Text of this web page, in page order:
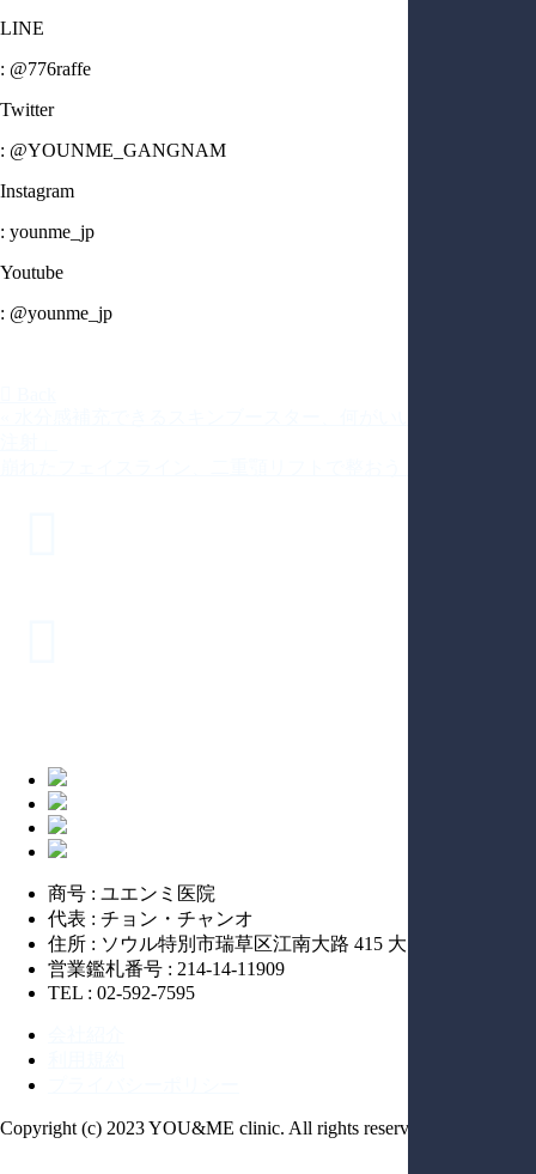
LINE
: @776raffe
Twitter
: @YOUNME_GANGNAM
Instagram
: younme_jp
Youtube
: @younme_jp
商号 : ユエンミ医院
代表 : チョン・チャンオ
住所 : ソウル特別市瑞草区江南大路 415 大同ビル 14階
営業鑑札番号 : 214-14-11909
TEL : 02-592-7595
Copyright (c) 2023 YOU&ME clinic. All rights reserved